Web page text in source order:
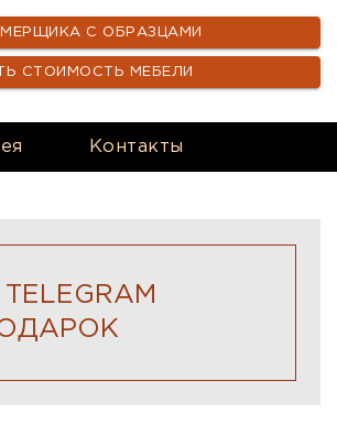
С ОБРАЗЦАМИ
СТОИМОСТЬ МЕБЕЛИ
Контакты